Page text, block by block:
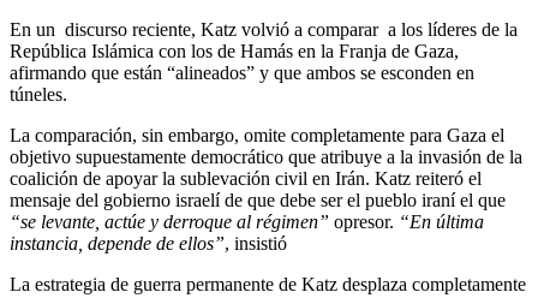
En un discurso reciente, Katz volvió a comparar a los líderes de la
República Islámica con los de Hamás en la Franja de Gaza,
afirmando que están “alineados” y que ambos se esconden en
túneles.
La comparación, sin embargo, omite completamente para Gaza el
objetivo supuestamente democrático que atribuye a la invasión de la
coalición de apoyar la sublevación civil en Irán. Katz reiteró el
mensaje del gobierno israelí de que debe ser el pueblo iraní el que
“se levante, actúe y derroque al régimen” opresor. “En última
instancia, depende de ellos”, insistió
La estrategia de guerra permanente de Katz desplaza completamente